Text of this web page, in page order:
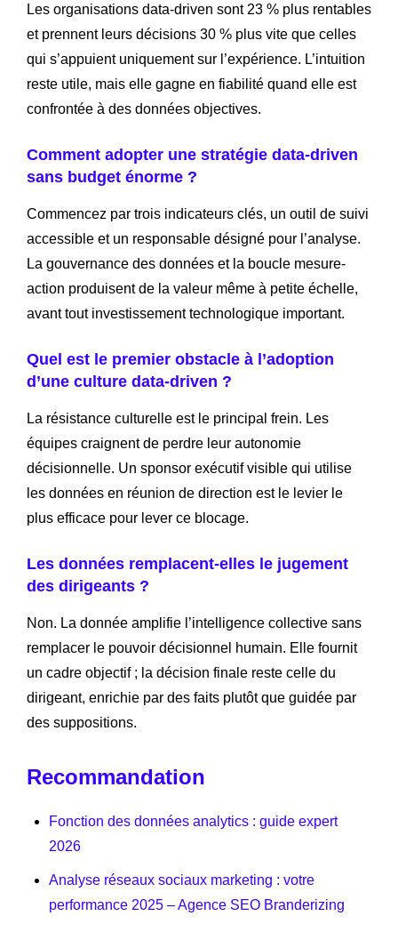
Les organisations data-driven sont 23 % plus rentables
et prennent leurs décisions 30 % plus vite que celles
qui s’appuient uniquement sur l’expérience. L’intuition
reste utile, mais elle gagne en fiabilité quand elle est
confrontée à des données objectives.
Comment adopter une stratégie data-driven
sans budget énorme ?
Commencez par trois indicateurs clés, un outil de suivi
accessible et un responsable désigné pour l’analyse.
La gouvernance des données et la boucle mesure-
action produisent de la valeur même à petite échelle,
avant tout investissement technologique important.
Quel est le premier obstacle à l’adoption
d’une culture data-driven ?
La résistance culturelle est le principal frein. Les
équipes craignent de perdre leur autonomie
décisionnelle. Un sponsor exécutif visible qui utilise
les données en réunion de direction est le levier le
plus efficace pour lever ce blocage.
Les données remplacent-elles le jugement
des dirigeants ?
Non. La donnée amplifie l’intelligence collective sans
remplacer le pouvoir décisionnel humain. Elle fournit
un cadre objectif ; la décision finale reste celle du
dirigeant, enrichie par des faits plutôt que guidée par
des suppositions.
Recommandation
Fonction des données analytics : guide expert
2026
Analyse réseaux sociaux marketing : votre
performance 2025 – Agence SEO Branderizing